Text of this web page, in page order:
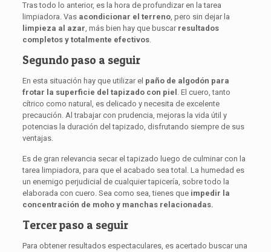
Tras todo lo anterior, es la hora de profundizar en la tarea
limpiadora. Vas acondicionar el terreno, pero sin dejar la
limpieza al azar, más bien hay que buscar resultados
completos y totalmente efectivos.
Segundo paso a seguir
En esta situación hay que utilizar el paño de algodón para
frotar la superficie del tapizado con piel . El cuero, tanto
cítrico como natural, es delicado y necesita de excelente
precaución. Al trabajar con prudencia, mejoras la vida útil y
potencias la duración del tapizado, disfrutando siempre de sus
ventajas.
Es de gran relevancia secar el tapizado luego de culminar con la
tarea limpiadora, para que el acabado sea total. La humedad es
un enemigo perjudicial de cualquier tapicería, sobre todo la
elaborada con cuero. Sea como sea, tienes que impedir la
concentración de moho y manchas relacionadas.
Tercer paso a seguir
Para obtener resultados espectaculares, es acertado buscar una